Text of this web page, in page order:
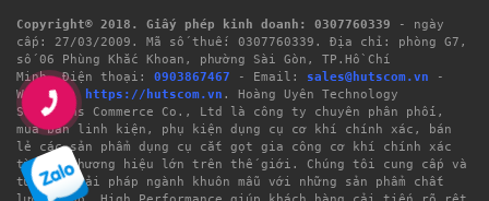
Copyright® 2018. Giấy phép kinh doanh: 0307760339
- ngày
cấp: 27/03/2009. Mã số thuế: 0307760339. Địa chỉ: phòng G7,
số 06 Phùng Khắc Khoan, phường Sài Gòn, TP.Hồ Chí
Minh. Điện thoại: 0903867467 - Email: sales@hutscom.vn -
Website: https://hutscom.vn . Hoàng Uyên Technology
Solutions Commerce Co., Ltd là công ty chuyên phân phối,
mua bán linh kiện, phụ kiện dụng cụ cơ khí chính xác, bán
lẻ các sản phẩm dụng cụ cắt gọt gia công cơ khí chính xác
từ các thương hiệu lớn trên thế giới. Chúng tôi cung cấp và
tư vấn giải pháp ngành khuôn mẫu với những sản phẩm chất